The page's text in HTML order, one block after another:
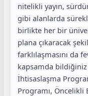
nitelikli yayın,
gibi alanlarda
birlikte her bir
plana çıkaracak
farklılaşmasını da
kapsamda bildiğiniz
İhtisaslaşma
Programı, Öncelikli